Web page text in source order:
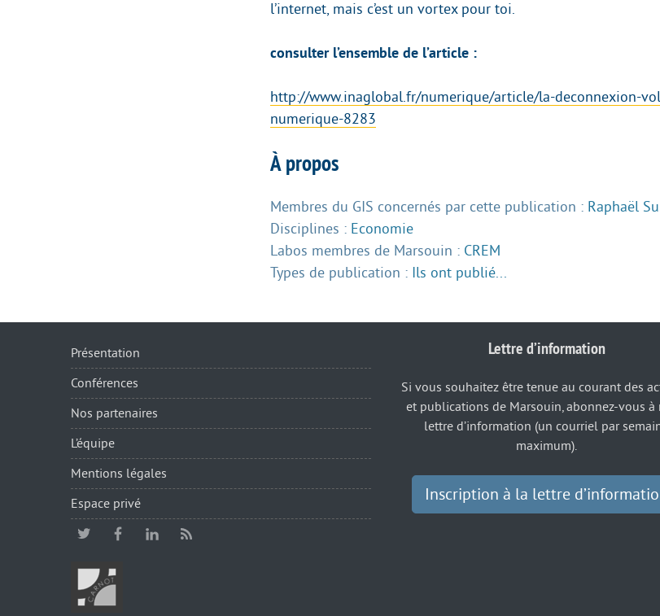
l’internet, mais c’est un vortex pour toi.
consulter l’ensemble de l’article :
http://www.inaglobal.fr/numerique/article/la-deconnexion-
numerique-8283
À propos
Membres du GIS concernés par cette publication : Raphaël
Disciplines : Economie
Labos membres de Marsouin : CREM
Types de publication : Ils ont publié...
Présentation
Conférences
Nos partenaires
L’équipe
Mentions légales
Espace privé
Lettre d’information
Si vous souhaitez être tenue au courant des
et publications de Marsouin, abonnez-vous à
lettre d’information (un courriel par
maximum).
Inscription à la lettre